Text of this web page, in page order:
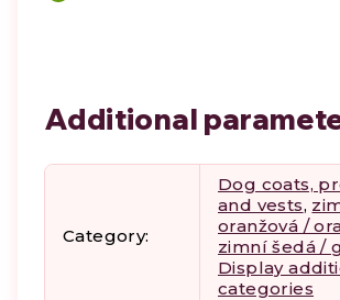
Additional
Category:
Dog coats,
and vests,
oranžová /
zimní šedá /
Display
categories